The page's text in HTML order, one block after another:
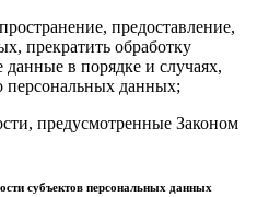
предоставление,
прекратить обработку
в порядке и случаях,
персональных данных;
предусмотренные Законом
субъектов персональных данных